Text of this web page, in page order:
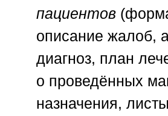
пациентов
описание жалоб,
диагноз, план
о проведённых
назначения,